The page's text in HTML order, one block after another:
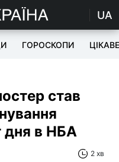
UA
ГОРОСКОПИ ЦІКАВЕ
став
дня в НБА
2 хв